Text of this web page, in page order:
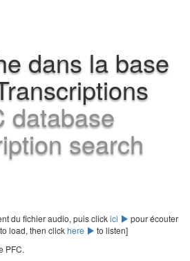
dans la base
database
search
du fichier audio, puis clickici
pour écouter
load, then clickhere
to listen]
PFC.